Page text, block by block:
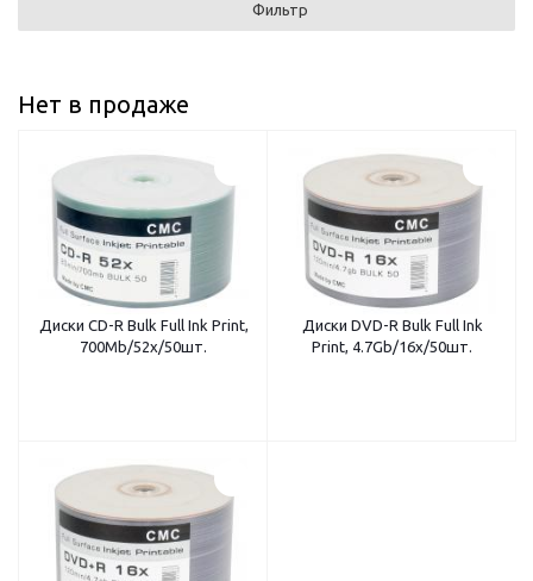
Фильтр
Нет в продаже
Диски CD-R Bulk Full Ink Print,
700Mb/52х/50шт.
Диски DVD-R Bulk Full Ink
Print, 4.7Gb/16х/50шт.